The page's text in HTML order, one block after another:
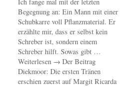
Begegnung an: Ein Mann mit einer
Schubkarre voll Pflanzmaterial. Er
erzählte mir, dass er selbst kein
Schreber ist, sondern einem
Schreber hilft. Sowas gibt …
Weiterlesen → Der Beitrag
Diekmoor: Die ersten Tränen
erschien zuerst auf Margit Ricarda